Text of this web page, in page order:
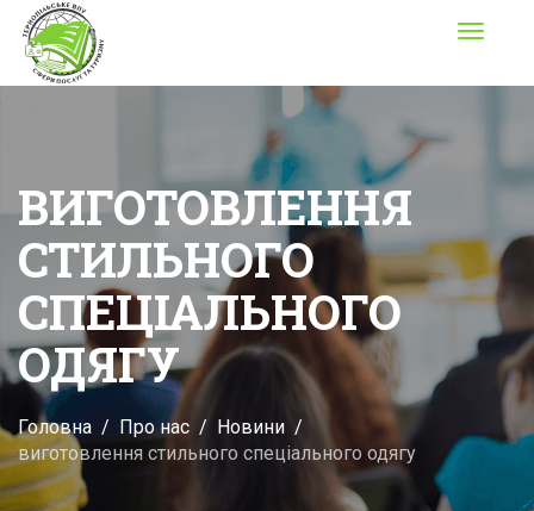
Toggle
ВИГОТОВЛЕННЯ
СТИЛЬНОГО
СПЕЦІАЛЬНОГО
ОДЯГУ
Головна Про нас
Новини
виготовлення стильного спеціального одягу